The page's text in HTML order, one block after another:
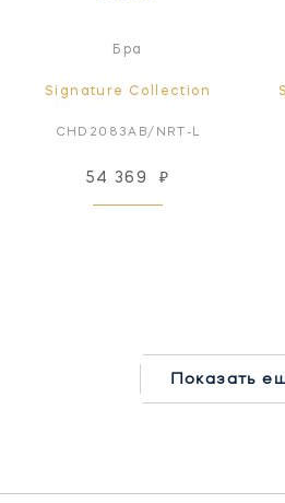
Бра
Signature Collection
CHD2083AB/NRT-L
54 369 ₽
Показать